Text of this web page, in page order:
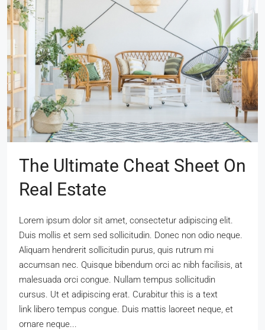
The Ultimate Cheat Sheet On
Real Estate
Lorem ipsum dolor sit amet, consectetur adipiscing elit.
Duis mollis et sem sed sollicitudin. Donec non odio neque.
Aliquam hendrerit sollicitudin purus, quis rutrum mi
accumsan nec. Quisque bibendum orci ac nibh facilisis, at
malesuada orci congue. Nullam tempus sollicitudin
cursus. Ut et adipiscing erat. Curabitur this is a text
link libero tempus congue. Duis mattis laoreet neque, et
ornare neque...